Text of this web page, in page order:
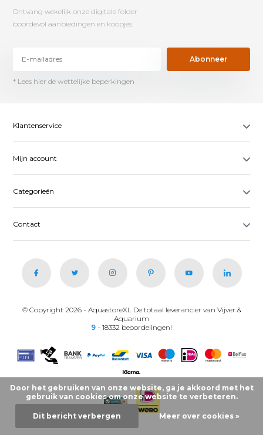
Ontvang wekelijk onze digitale folder
boordevol aanbiedingen en koopjes.
Abonneer
* Lees hier de wettelijke beperkingen
Klantenservice
Mijn account
Categorieën
Contact
© Copyright 2026 - AquastoreXL De totaal leverancier van Vijver &
Aquarium
9 - 18332 beoordelingen!
Door het gebruiken van onze website, ga je akkoord met het
gebruik van cookies om onze website te verbeteren.
Dit bericht verbergen Meer over cookies »